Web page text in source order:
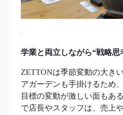
学業と両立しながら“戦略思
ZETTONは季節変動の大き
アガーデンも手掛けるため
目標の変動が激しい面もあ
で店長やスタッフは、売上